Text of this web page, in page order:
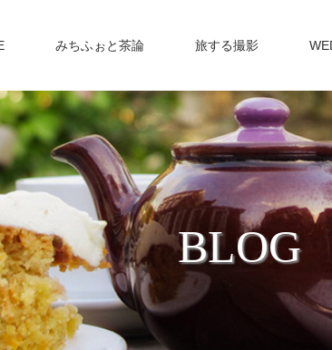
みちふぉと茶論 旅する撮影
BLOG